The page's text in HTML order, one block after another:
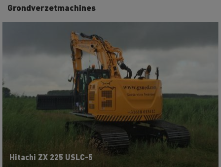
Grondverzetmachines
Hitachi ZX 225 USLC-5